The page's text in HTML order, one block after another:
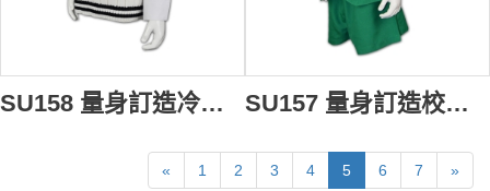
SU158 量身訂造冷背心校服 專造針織背心制服 訂製制服專門店公司 SU157 量身訂造校服 設計校服款式 印製logo校服制服 訂製校服制服公司
« 1 2 3 4 5 6 7 »